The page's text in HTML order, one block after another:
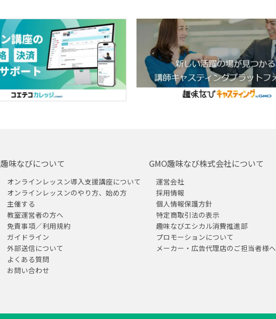
趣味なびについて
オンラインレッスン導入支援講座について
オンラインレッスンのやり方、始め方
主催する
教室運営者の方へ
免責事項／利用規約
ガイドライン
外部送信について
よくある質問
お問い合わせ
GMO趣味なび株式会社について
運営会社
採用情報
個人情報保護方針
特定商取引法の表示
趣味なびエシカル消費推進部
プロモーションについて
メーカー・広告代理店のご担当者様へ